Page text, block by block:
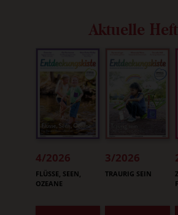
Aktuelle
4/2026
:
FLÜSSE, SEEN,
OZEANE
3/2026
:
TRAURIG SEIN